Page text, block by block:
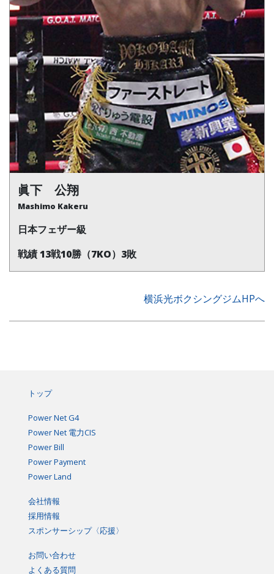
眞下 公翔
Mashimo Kakeru
日本フェザー級
戦績 13戦10勝（7KO）3敗
横浜光ボクシングジムHPへ
トップ
Power Net G4
Power Net 電力CIS
Power Bill
Power Payment
Power Land
会社情報
採用情報
スポンサーシップ〈応援〉
お問い合わせ
よくある質問